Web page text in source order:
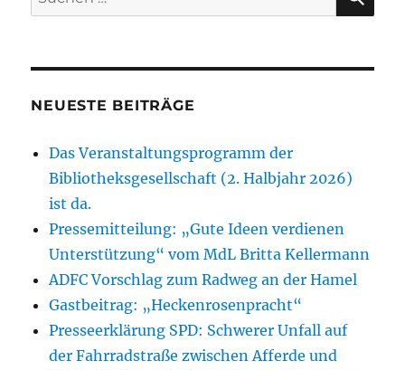
nach:
NEUESTE BEITRÄGE
Das Veranstaltungsprogramm der
Bibliotheksgesellschaft (2. Halbjahr 2026)
ist da.
Pressemitteilung: „Gute Ideen verdienen
Unterstützung“ vom MdL Britta Kellermann
ADFC Vorschlag zum Radweg an der Hamel
Gastbeitrag: „Heckenrosenpracht“
Presseerklärung SPD: Schwerer Unfall auf
der Fahrradstraße zwischen Afferde und